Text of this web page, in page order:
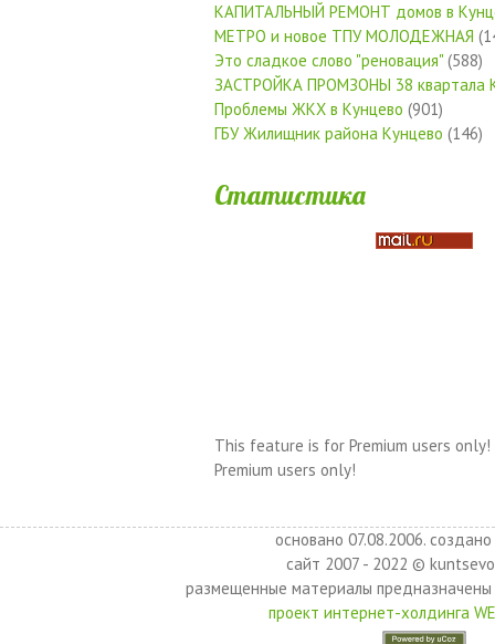
КАПИТАЛЬНЫЙ РЕМОНТ домов в
МЕТРО и новое ТПУ МОЛОДЕЖНАЯ
Это сладкое слово "реновация" (588)
ЗАСТРОЙКА ПРОМЗОНЫ 38 квартала
Проблемы ЖКХ в Кунцево (901)
ГБУ Жилищник района Кунцево (146)
Статистика
This feature is for Premium users only!
Premium users only!
основано 07.08.2006.
сайт 2007 - 2022 ©
размещенные материалы
проект интернет-холдинга